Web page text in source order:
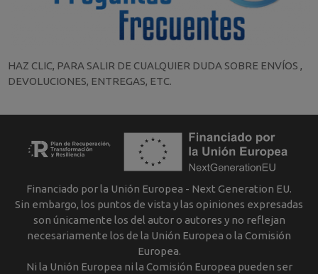
HAZ CLIC, PARA SALIR DE CUALQUIER DUDA SOBRE ENVÍOS ,
DEVOLUCIONES, ENTREGAS, ETC.
Financiado por la Unión Europea - Next Generation EU.
Sin embargo, los puntos de vista y las opiniones expresadas
son únicamente los del autor o autores y no reflejan
necesariamente los de la Unión Europea o la Comisión
Europea.
Ni la Unión Europea ni la Comisión Europea pueden ser